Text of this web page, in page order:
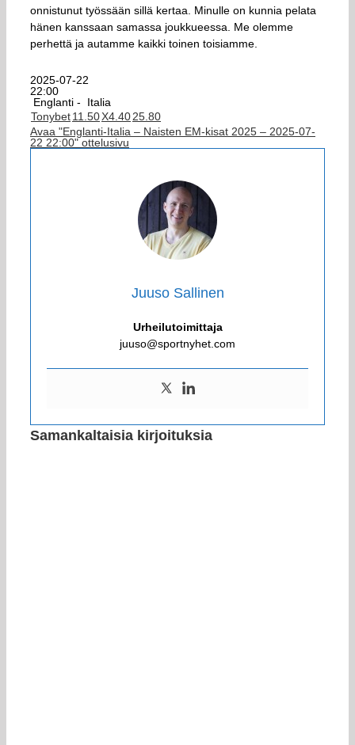
onnistunut työssään sillä kertaa. Minulle on kunnia pelata
hänen kanssaan samassa joukkueessa. Me olemme
perhettä ja autamme kaikki toinen toisiamme.
2025-07-22
22:00
Englanti -
Italia
Tonybet11.50X4.4025.80
Avaa "Englanti-Italia – Naisten EM-kisat 2025 – 2025-07-
22 22:00" ottelusivu
Juuso Sallinen
Urheilutoimittaja
juuso@sportnyhet.com
Samankaltaisia kirjoituksia